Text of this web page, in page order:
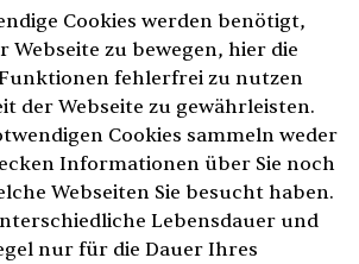
Cookies werden benötigt,
Webseite zu bewegen, hier die
fehlerfrei zu nutzen
der Webseite zu gewährleisten.
Cookies sammeln weder
Informationen über Sie noch
Webseiten Sie besucht haben.
Lebensdauer und
nur für die Dauer Ihres